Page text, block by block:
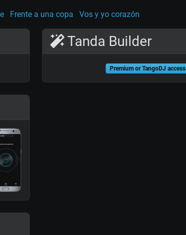
Frente a una copa Vos y yo corazón
Tanda Builder
Premium or TangoDJ access